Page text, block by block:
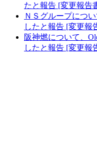
たと報告 [変更報告
ＮＳグループにつ
したと報告 [変更報
阪神燃について、
したと報告 [変更報